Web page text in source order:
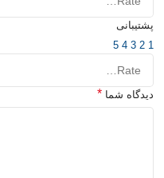
پشتیبانی
1
2
3
4
5
دیدگاه شما *